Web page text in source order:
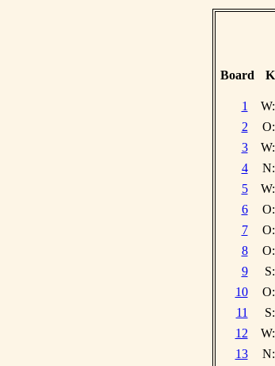
Board
1
W:
2
O:
3
W:
4
N:
5
W:
6
O:
7
O:
8
O:
9
S:
10
O:
11
S:
12
W:
13
N: